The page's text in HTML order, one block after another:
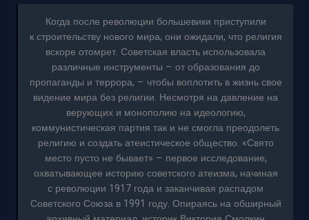
Когда после революции большевики приступили
к строительству нового мира, они ожидали, что религия
вскоре отомрет. Советская власть использовала
различные инструменты – от образования до
пропаганды и террора, – чтобы воплотить в жизнь свое
видение мира без религии. Несмотря на давление на
верующих и монополию на идеологию,
коммунистическая партия так и не смогла преодолеть
религию и создать атеистическое общество. «Свято
место пусто не бывает» – первое исследование,
охватывающее историю советского атеизма, начиная
с революции 1917 года и заканчивая распадом
Советского Союза в 1991 году. Опираясь на обширный